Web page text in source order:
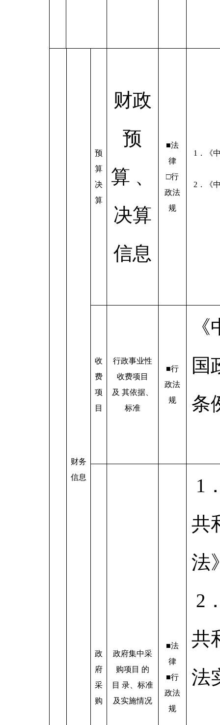
财务
信息
预
算
决
算
财政
预
算 、
决算
信息
■法
律
□行
政法
规
1．《
2．《
收
费
项
目
行政事业性
收费项目
及 其依据、
标准
■行
政法
规
国
条
政
府
采
购
政府集中采
购项目 的
目 录、标准
及实施情况
■法
律
■行
政法
规
1
共
法
2
共
法